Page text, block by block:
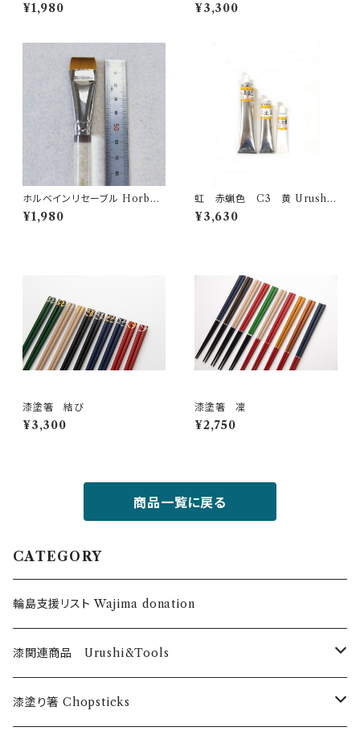
¥1,980 ¥3,300
ホルベインリセーブル Horbei
n brush N500H-8
¥1,980
虹 赤蝋色 C3 黄 Urushi
-Yellow- 50g
¥3,630
漆塗箸 結び
¥3,300
漆塗箸 凜
¥2,750
商品一覧に戻る
CATEGORY
輪島支援リスト Wajima donation
漆関連商品 Urushi&Tools
漆 Urushi
漆塗り箸 Chopsticks